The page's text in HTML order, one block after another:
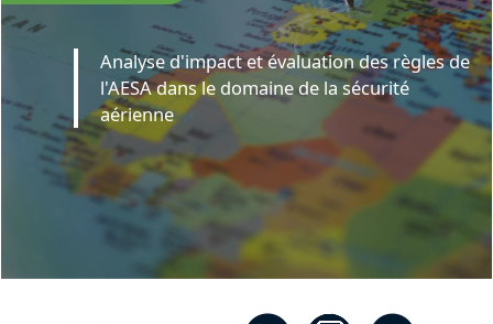
Analyse d'impact et évaluation des règles de
l'AESA dans le domaine de la sécurité
aérienne